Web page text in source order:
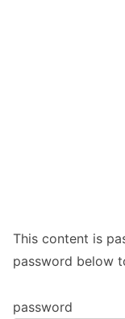
This content is
password below
password